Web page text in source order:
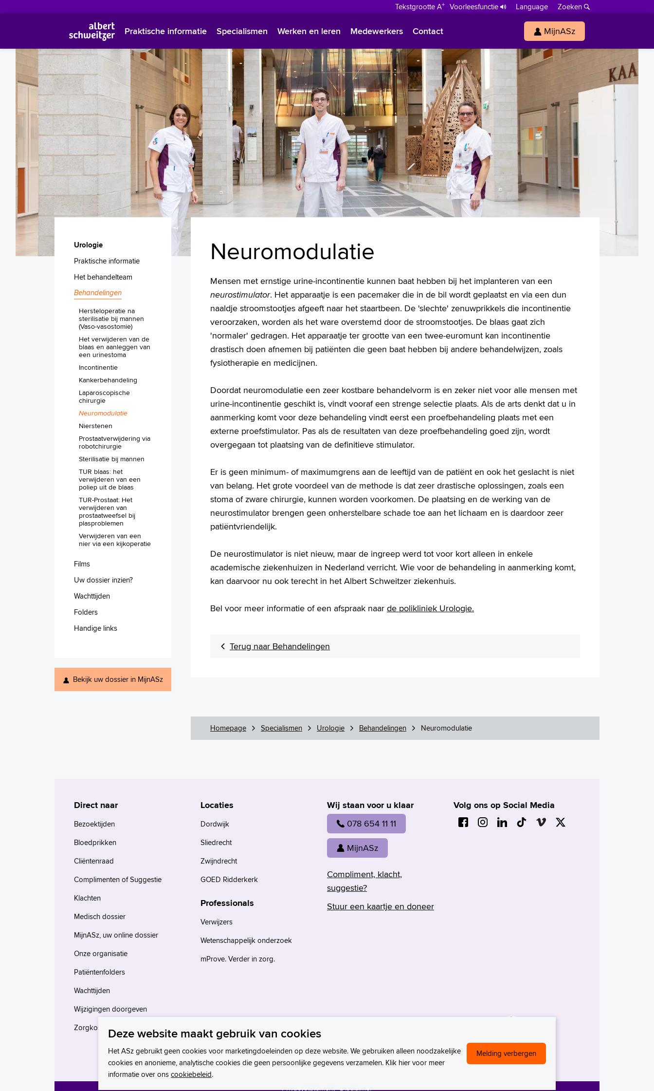
Tekstgrootte A+ Voorleesfunctie Language
Zoeken
Polski
Türkçe
Arabisch
Praktische informatie Specialismen Werken en leren Medewerkers Contact MijnASz
Urologie
Praktische informatie
Het behandelteam
Behandelingen
Hersteloperatie na
sterilisatie bij mannen
(Vaso-vasostomie)
Het verwijderen van de
blaas en aanleggen van
een urinestoma
Incontinentie
Kankerbehandeling
Laparoscopische
chirurgie
Neuromodulatie
Nierstenen
Prostaatverwijdering via
robotchirurgie
Sterilisatie bij mannen
TUR blaas: het
verwijderen van een
poliep uit de blaas
TUR-Prostaat: Het
verwijderen van
prostaatweefsel bij
plasproblemen
Verwijderen van een
nier via een kijkoperatie
Films
Uw dossier inzien?
Wachttijden
Folders
Handige links
Bekijk uw dossier in MijnASz
Neuromodulatie
Mensen met ernstige urine-incontinentie kunnen baat hebben bij het implanteren van een
neurostimulator. Het apparaatje is een pacemaker die in de bil wordt geplaatst en via een dun
naaldje stroomstootjes afgeeft naar het staartbeen. De 'slechte' zenuwprikkels die incontinentie
veroorzaken, worden als het ware overstemd door de stroomstootjes. De blaas gaat zich
'normaler' gedragen. Het apparaatje ter grootte van een twee-euromunt kan incontinentie
drastisch doen afnemen bij patiënten die geen baat hebben bij andere behandelwijzen, zoals
fysiotherapie en medicijnen.
Doordat neuromodulatie een zeer kostbare behandelvorm is en zeker niet voor alle mensen met
urine-incontinentie geschikt is, vindt vooraf een strenge selectie plaats. Als de arts denkt dat u in
aanmerking komt voor deze behandeling vindt eerst een proefbehandeling plaats met een
externe proefstimulator. Pas als de resultaten van deze proefbehandeling goed zijn, wordt
overgegaan tot plaatsing van de definitieve stimulator.
Er is geen minimum- of maximumgrens aan de leeftijd van de patiënt en ook het geslacht is niet
van belang. Het grote voordeel van de methode is dat zeer drastische oplossingen, zoals een
stoma of zware chirurgie, kunnen worden voorkomen. De plaatsing en de werking van de
neurostimulator brengen geen onherstelbare schade toe aan het lichaam en is daardoor zeer
patiëntvriendelijk.
De neurostimulator is niet nieuw, maar de ingreep werd tot voor kort alleen in enkele
academische ziekenhuizen in Nederland verricht. Wie voor de behandeling in aanmerking komt,
kan daarvoor nu ook terecht in het Albert Schweitzer ziekenhuis.
Bel voor meer informatie of een afspraak naar de polikliniek Urologie.
Terug naar Behandelingen
Homepage Specialismen Urologie Behandelingen Neuromodulatie
Wij staan voor u klaar
078 654 11 11
MijnASz
Compliment, klacht,
suggestie?
Stuur een kaartje en doneer
Volg ons op Social Media
Direct naar
Bezoektijden
Bloedprikken
Cliëntenraad
Complimenten of Suggestie
Klachten
Medisch dossier
MijnASz, uw online dossier
Onze organisatie
Patiëntenfolders
Wachttijden
Wijzigingen doorgeven
Zorgkosten en verzekeringen
Locaties
Dordwijk
Sliedrecht
Zwijndrecht
GOED Ridderkerk
Professionals
Verwijzers
Wetenschappelijk onderzoek
mProve. Verder in zorg.
Privacystatement Disclaimer
Deze website maakt gebruik van cookies
Het ASz gebruikt geen cookies voor marketingdoeleinden op deze website. We gebruiken alleen noodzakelijke
cookies en anonieme, analytische cookies die geen persoonlijke gegevens verzamelen. Klik hier voor meer
informatie over onscookiebeleid.
Melding verbergen